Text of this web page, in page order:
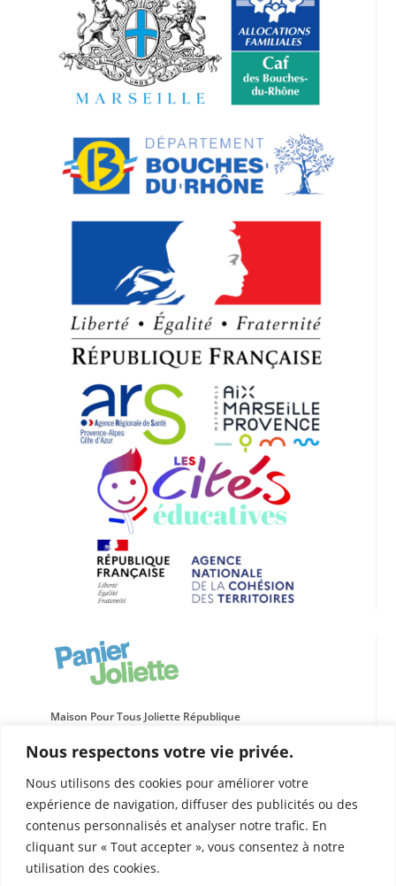
Nous respectons votre vie privée.
Nous utilisons des cookies pour améliorer votre
expérience de navigation, diffuser des publicités ou des
contenus personnalisés et analyser notre trafic. En
cliquant sur « Tout accepter », vous consentez à notre
utilisation des cookies.
Maison Pour Tous Joliette République
13002 MARSEILLE
panier.joliette@leolagrange.org
Horaires d’ouverture
La Maison pour Tous vous accueille
Lun, mar, jeu, ven: 9h à 12h30 et de 13h30 à 19h